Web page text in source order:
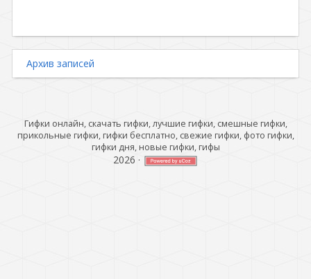
Архив записей
Гифки онлайн, скачать гифки, лучшие гифки, смешные гифки,
прикольные гифки, гифки бесплатно, свежие гифки, фото гифки,
гифки дня, новые гифки, гифы
2026 ·